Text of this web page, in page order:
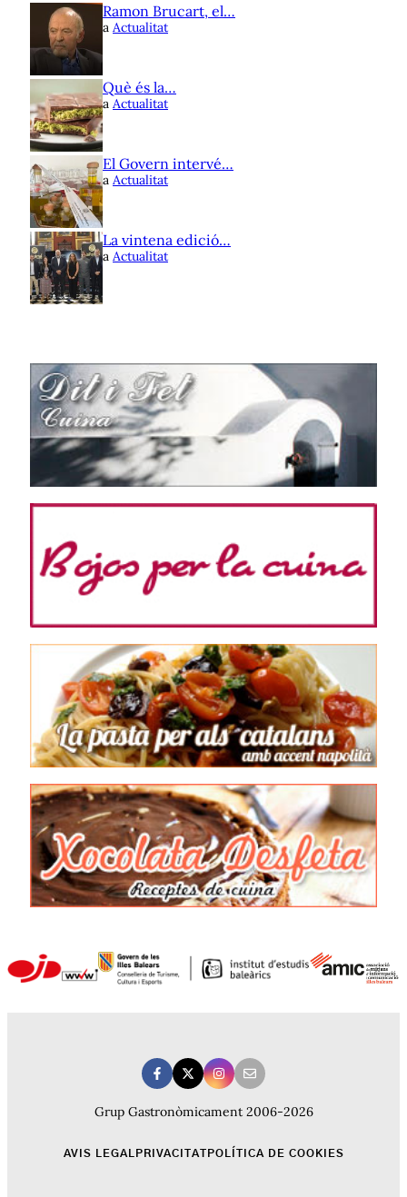
Ramon Brucart, el…
a Actualitat
Què és la…
a Actualitat
El Govern intervé…
a Actualitat
La vintena edició…
a Actualitat
Grup Gastronòmicament 2006-2026
AVIS LEGAL PRIVACITAT POLÍTICA DE COOKIES